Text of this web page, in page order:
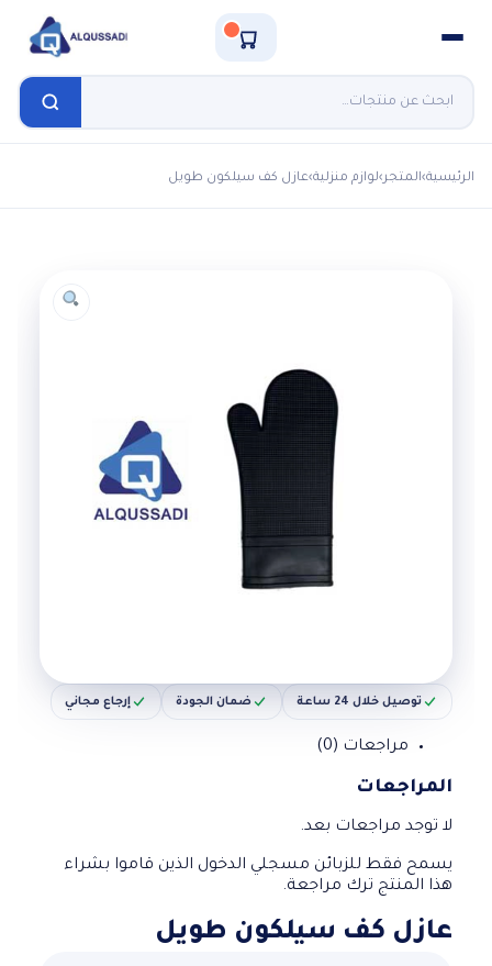
الرئيسية›المتجر›لوازم منزلية›عازل كف سيلكون طويل
عازل كف سيلكون طويل
توصيل خلال 24 ساعة ضمان الجودة إرجاع مجاني
مراجعات (0)
المراجعات
لا توجد مراجعات بعد.
يسمح فقط للزبائن مسجلي الدخول الذين قاموا بشراء
هذا المنتج ترك مراجعة.